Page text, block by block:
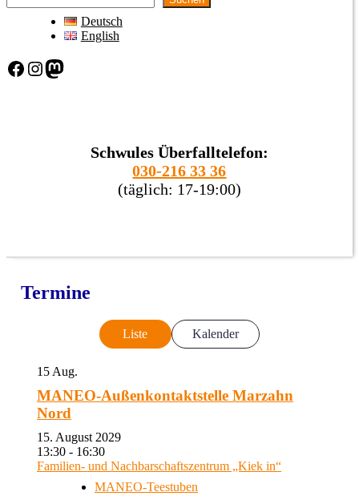
Deutsch
English
Facebook Instagram Mastodon
Schwules Überfalltelefon:
030-216 33 36
(täglich: 17-19:00)
Termine
Liste Kalender
15 Aug.
MANEO-Außenkontaktstelle Marzahn
Nord
15. August 2029
13:30 - 16:30
Familien- und Nachbarschaftszentrum „Kiek in“
MANEO-Teestuben